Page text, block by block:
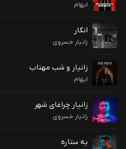
ایهام
انگار
زانیار خسروی
زانیار و شب مهتاب
ایهام
زانیار چراغای شهر
زانیار خسروی
یه ستاره